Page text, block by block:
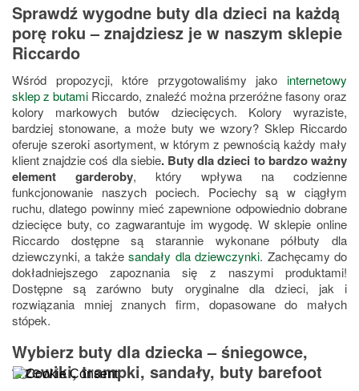
Sprawdź wygodne buty dla dzieci na każdą
porę roku – znajdziesz je w naszym sklepie
Riccardo
Wśród propozycji, które przygotowaliśmy jako internetowy
sklep z butami Riccardo, znaleźć można przeróżne fasony oraz
kolory markowych butów dziecięcych. Kolory wyraziste,
bardziej stonowane, a może buty we wzory? Sklep Riccardo
oferuje szeroki asortyment, w którym z pewnością każdy mały
klient znajdzie coś dla siebie. Buty dla dzieci to bardzo ważny
element garderoby, który wpływa na codzienne
funkcjonowanie naszych pociech. Pociechy są w ciągłym
ruchu, dlatego powinny mieć zapewnione odpowiednio dobrane
dziecięce buty, co zagwarantuje im wygodę. W sklepie online
Riccardo dostępne są starannie wykonane półbuty dla
dziewczynki, a takżesandały dla dziewczynki. Zachęcamy do
dokładniejszego zapoznania się z naszymi produktami!
Dostępne są zarówno buty oryginalne dla dzieci, jak i
rozwiązania mniej znanych firm, dopasowane do małych
stópek.
Wybierz buty dla dziecka – śniegowce,
trzewiki, trampki, sandały, buty barefoot